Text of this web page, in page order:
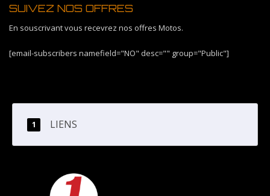
SUIVEZ NOS OFFRES
En souscrivant vous recevrez nos offres Motos.
[email-subscribers namefield="NO" desc="" group="Public"]
LIENS